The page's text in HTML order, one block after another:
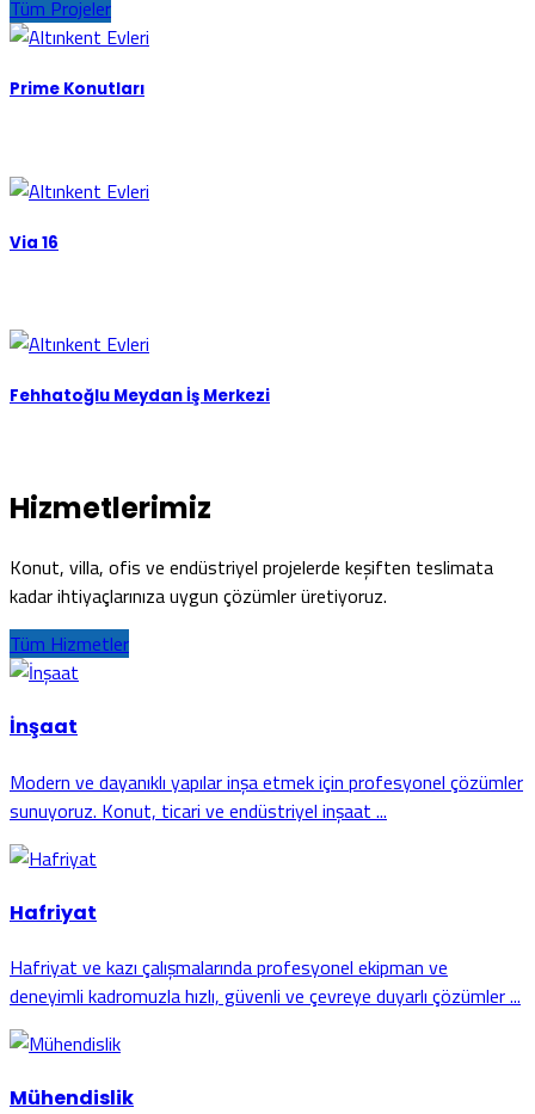
Tüm Projeler
Prime Konutları
Via 16
Fehhatoğlu Meydan İş Merkezi
Hizmetlerimiz
Konut, villa, ofis ve endüstriyel projelerde keşiften teslimata
kadar ihtiyaçlarınıza uygun çözümler üretiyoruz.
Tüm Hizmetler
İnşaat
Modern ve dayanıklı yapılar inşa etmek için profesyonel çözümler
sunuyoruz. Konut, ticari ve endüstriyel inşaat ...
Hafriyat
Hafriyat ve kazı çalışmalarında profesyonel ekipman ve
deneyimli kadromuzla hızlı, güvenli ve çevreye duyarlı çözümler ...
Mühendislik